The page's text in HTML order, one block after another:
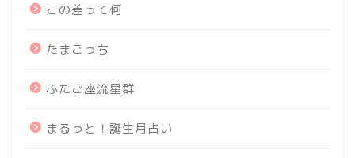
この差って何
たまごっち
ふたご座流星群
まるっと！誕生月占い